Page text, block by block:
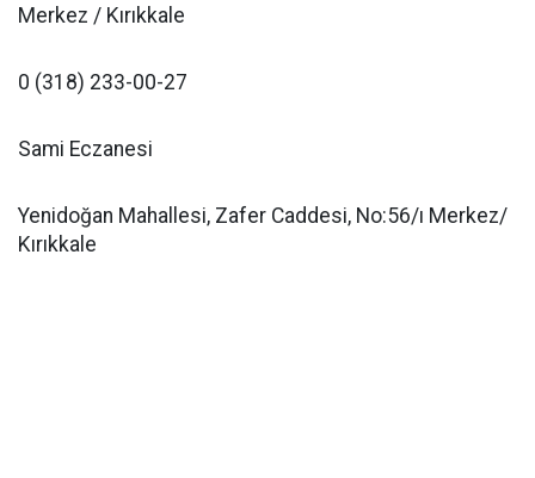
Merkez / Kırıkkale
0 (318) 233-00-27
Sami Eczanesi
Yenidoğan Mahallesi, Zafer Caddesi, No:56/ı Merkez/
Kırıkkale